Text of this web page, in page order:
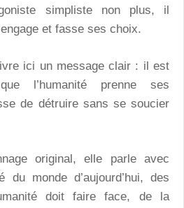
simpliste non plus, il
et fasse ses choix.
ici un message clair : il est
l’humanité prenne ses
de détruire sans se soucier
original, elle parle avec
du monde d’aujourd’hui, des
doit faire face, de la